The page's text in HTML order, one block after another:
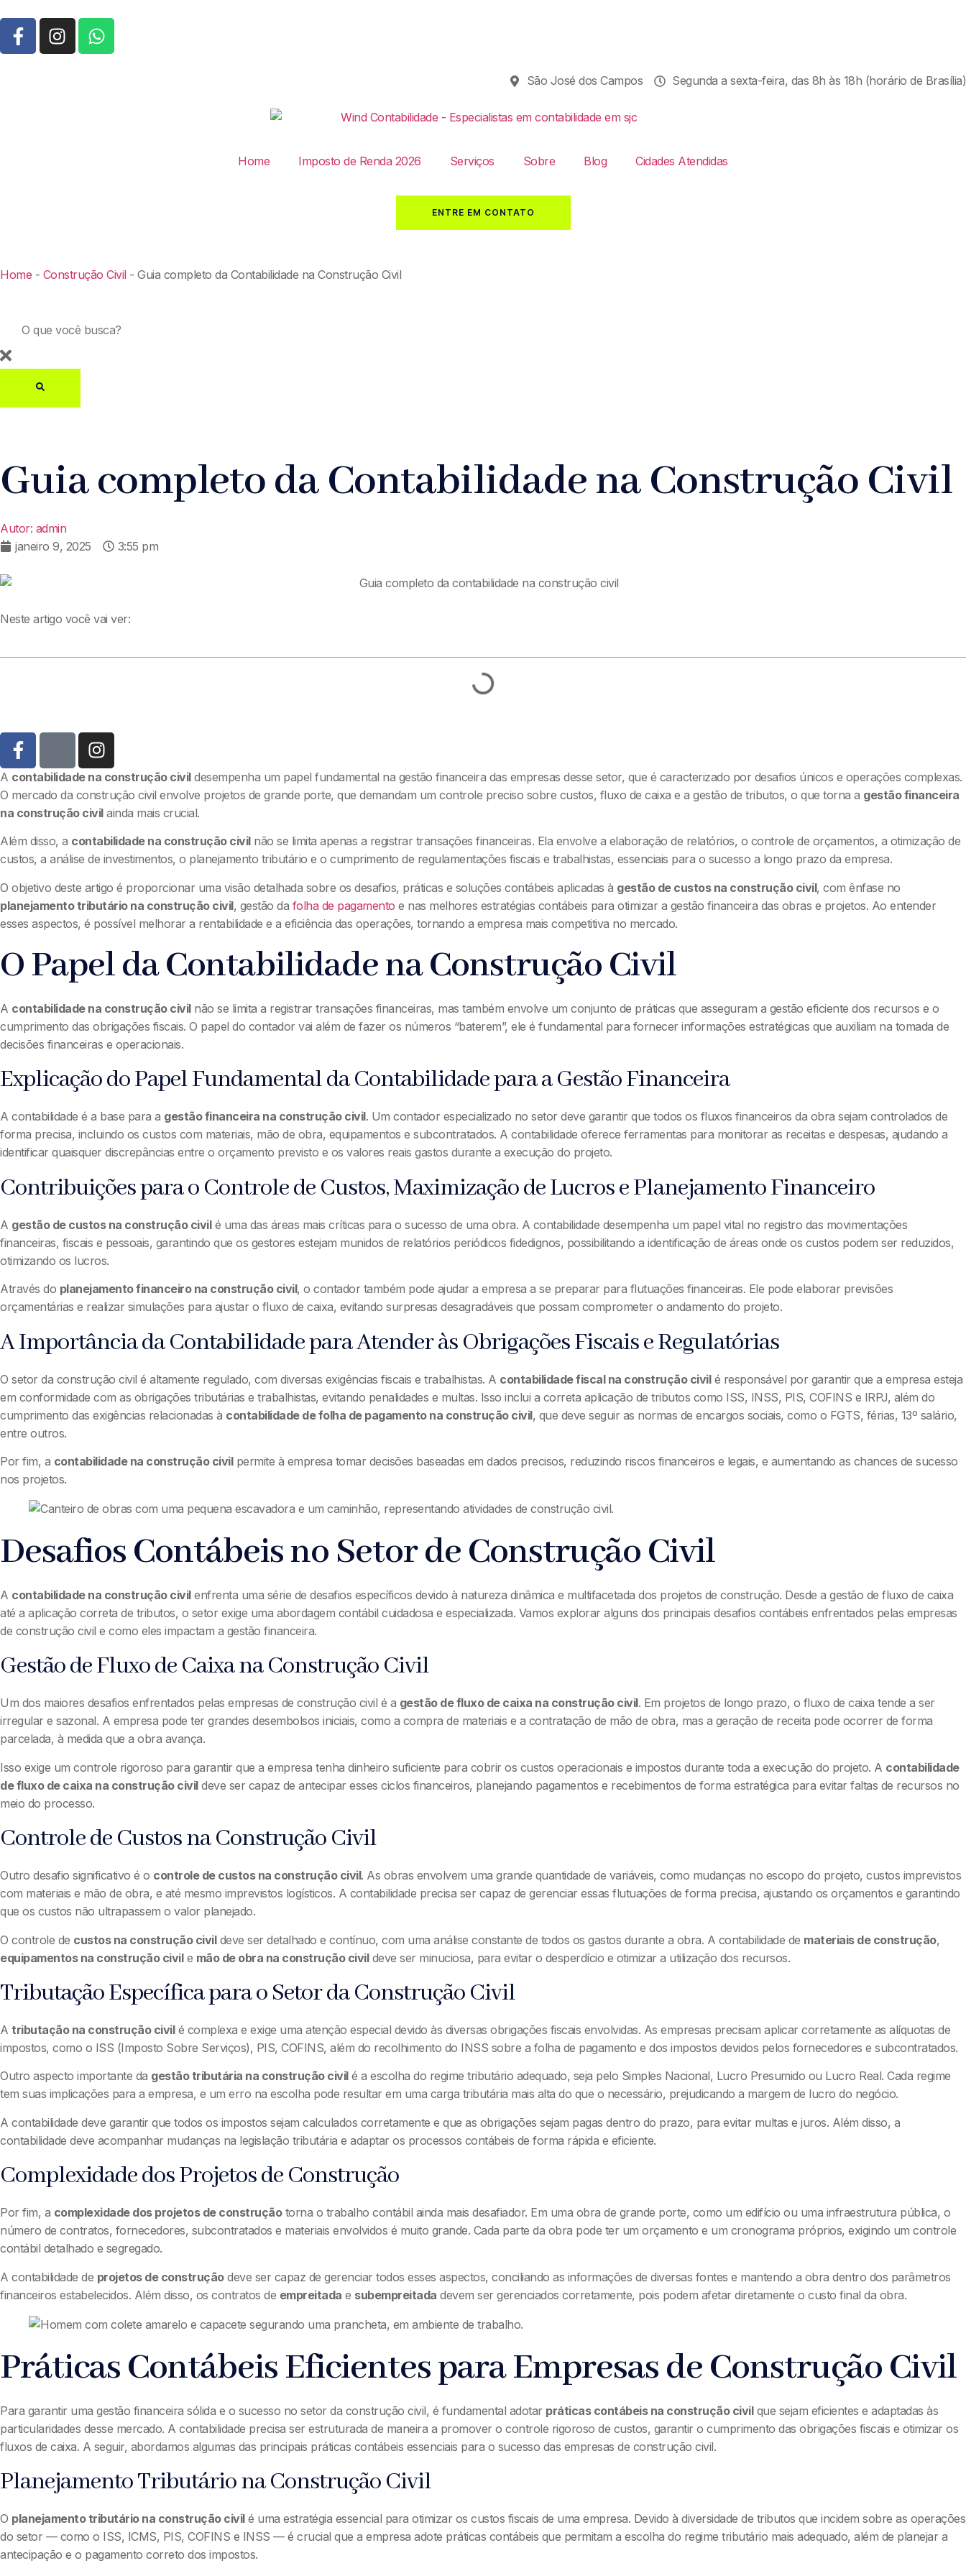
São José dos Campos Segunda a sexta-feira, das 8h às 18h (horário de Brasília)
Home Imposto de Renda 2026 Serviços Sobre Blog Cidades Atendidas
ENTRE EM CONTATO
Home - Construção Civil- Guia completo da Contabilidade na Construção Civil
Guia completo da Contabilidade na Construção Civil
Autor: admin
janeiro 9, 2025
3:55 pm
Neste artigo você vai ver:
A contabilidade na construção civildesempenha um papel fundamental na gestão financeira das empresas desse setor, que é caracterizado por desafios únicos e operações complexas.
O mercado da construção civil envolve projetos de grande porte, que demandam um controle preciso sobre custos, fluxo de caixa e a gestão de tributos, o que torna a gestão financeira
na construção civilainda mais crucial.
Além disso, a contabilidade na construção civilnão se limita apenas a registrar transações financeiras. Ela envolve a elaboração de relatórios, o controle de orçamentos, a otimização de
custos, a análise de investimentos, o planejamento tributário e o cumprimento de regulamentações fiscais e trabalhistas, essenciais para o sucesso a longo prazo da empresa.
O objetivo deste artigo é proporcionar uma visão detalhada sobre os desafios, práticas e soluções contábeis aplicadas à gestão de custos na construção civil, com ênfase no
planejamento tributário na construção civil, gestão da folha de pagamento e nas melhores estratégias contábeis para otimizar a gestão financeira das obras e projetos. Ao entender
esses aspectos, é possível melhorar a rentabilidade e a eficiência das operações, tornando a empresa mais competitiva no mercado.
O Papel da Contabilidade na Construção Civil
A contabilidade na construção civilnão se limita a registrar transações financeiras, mas também envolve um conjunto de práticas que asseguram a gestão eficiente dos recursos e o
cumprimento das obrigações fiscais. O papel do contador vai além de fazer os números “baterem”, ele é fundamental para fornecer informações estratégicas que auxiliam na tomada de
decisões financeiras e operacionais.
Explicação do Papel Fundamental da Contabilidade para a Gestão Financeira
A contabilidade é a base para a gestão financeira na construção civil. Um contador especializado no setor deve garantir que todos os fluxos financeiros da obra sejam controlados de
forma precisa, incluindo os custos com materiais, mão de obra, equipamentos e subcontratados. A contabilidade oferece ferramentas para monitorar as receitas e despesas, ajudando a
identificar quaisquer discrepâncias entre o orçamento previsto e os valores reais gastos durante a execução do projeto.
Contribuições para o Controle de Custos, Maximização de Lucros e Planejamento Financeiro
A gestão de custos na construção civilé uma das áreas mais críticas para o sucesso de uma obra. A contabilidade desempenha um papel vital no registro das movimentações
financeiras, fiscais e pessoais, garantindo que os gestores estejam munidos de relatórios periódicos fidedignos, possibilitando a identificação de áreas onde os custos podem ser reduzidos,
otimizando os lucros.
Através do planejamento financeiro na construção civil, o contador também pode ajudar a empresa a se preparar para flutuações financeiras. Ele pode elaborar previsões
orçamentárias e realizar simulações para ajustar o fluxo de caixa, evitando surpresas desagradáveis que possam comprometer o andamento do projeto.
A Importância da Contabilidade para Atender às Obrigações Fiscais e Regulatórias
O setor da construção civil é altamente regulado, com diversas exigências fiscais e trabalhistas. A contabilidade fiscal na construção civilé responsável por garantir que a empresa esteja
em conformidade com as obrigações tributárias e trabalhistas, evitando penalidades e multas. Isso inclui a correta aplicação de tributos como ISS, INSS, PIS, COFINS e IRPJ, além do
cumprimento das exigências relacionadas à contabilidade de folha de pagamento na construção civil, que deve seguir as normas de encargos sociais, como o FGTS, férias, 13º salário,
entre outros.
Por fim, a contabilidade na construção civilpermite à empresa tomar decisões baseadas em dados precisos, reduzindo riscos financeiros e legais, e aumentando as chances de sucesso
nos projetos.
Desafios Contábeis no Setor de Construção Civil
A contabilidade na construção civilenfrenta uma série de desafios específicos devido à natureza dinâmica e multifacetada dos projetos de construção. Desde a gestão de fluxo de caixa
até a aplicação correta de tributos, o setor exige uma abordagem contábil cuidadosa e especializada. Vamos explorar alguns dos principais desafios contábeis enfrentados pelas empresas
de construção civil e como eles impactam a gestão financeira.
Gestão de Fluxo de Caixa na Construção Civil
Um dos maiores desafios enfrentados pelas empresas de construção civil é a gestão de fluxo de caixa na construção civil. Em projetos de longo prazo, o fluxo de caixa tende a ser
irregular e sazonal. A empresa pode ter grandes desembolsos iniciais, como a compra de materiais e a contratação de mão de obra, mas a geração de receita pode ocorrer de forma
parcelada, à medida que a obra avança.
Isso exige um controle rigoroso para garantir que a empresa tenha dinheiro suficiente para cobrir os custos operacionais e impostos durante toda a execução do projeto. A contabilidade
de fluxo de caixa na construção civildeve ser capaz de antecipar esses ciclos financeiros, planejando pagamentos e recebimentos de forma estratégica para evitar faltas de recursos no
meio do processo.
Controle de Custos na Construção Civil
Outro desafio significativo é o controle de custos na construção civil. As obras envolvem uma grande quantidade de variáveis, como mudanças no escopo do projeto, custos imprevistos
com materiais e mão de obra, e até mesmo imprevistos logísticos. A contabilidade precisa ser capaz de gerenciar essas flutuações de forma precisa, ajustando os orçamentos e garantindo
que os custos não ultrapassem o valor planejado.
O controle de custos na construção civildeve ser detalhado e contínuo, com uma análise constante de todos os gastos durante a obra. A contabilidade de materiais de construção,
equipamentos na construção civile mão de obra na construção civildeve ser minuciosa, para evitar o desperdício e otimizar a utilização dos recursos.
Tributação Específica para o Setor da Construção Civil
A tributação na construção civilé complexa e exige uma atenção especial devido às diversas obrigações fiscais envolvidas. As empresas precisam aplicar corretamente as alíquotas de
impostos, como o ISS (Imposto Sobre Serviços), PIS, COFINS, além do recolhimento do INSS sobre a folha de pagamento e dos impostos devidos pelos fornecedores e subcontratados.
Outro aspecto importante da gestão tributária na construção civilé a escolha do regime tributário adequado, seja pelo Simples Nacional, Lucro Presumido ou Lucro Real. Cada regime
tem suas implicações para a empresa, e um erro na escolha pode resultar em uma carga tributária mais alta do que o necessário, prejudicando a margem de lucro do negócio.
A contabilidade deve garantir que todos os impostos sejam calculados corretamente e que as obrigações sejam pagas dentro do prazo, para evitar multas e juros. Além disso, a
contabilidade deve acompanhar mudanças na legislação tributária e adaptar os processos contábeis de forma rápida e eficiente.
Complexidade dos Projetos de Construção
Por fim, a complexidade dos projetos de construçãotorna o trabalho contábil ainda mais desafiador. Em uma obra de grande porte, como um edifício ou uma infraestrutura pública, o
número de contratos, fornecedores, subcontratados e materiais envolvidos é muito grande. Cada parte da obra pode ter um orçamento e um cronograma próprios, exigindo um controle
contábil detalhado e segregado.
A contabilidade de projetos de construçãodeve ser capaz de gerenciar todos esses aspectos, conciliando as informações de diversas fontes e mantendo a obra dentro dos parâmetros
financeiros estabelecidos. Além disso, os contratos de empreitada e subempreitada devem ser gerenciados corretamente, pois podem afetar diretamente o custo final da obra.
Práticas Contábeis Eficientes para Empresas de Construção Civil
Para garantir uma gestão financeira sólida e o sucesso no setor da construção civil, é fundamental adotar práticas contábeis na construção civilque sejam eficientes e adaptadas às
particularidades desse mercado. A contabilidade precisa ser estruturada de maneira a promover o controle rigoroso de custos, garantir o cumprimento das obrigações fiscais e otimizar os
fluxos de caixa. A seguir, abordamos algumas das principais práticas contábeis essenciais para o sucesso das empresas de construção civil.
Planejamento Tributário na Construção Civil
O planejamento tributário na construção civilé uma estratégia essencial para otimizar os custos fiscais de uma empresa. Devido à diversidade de tributos que incidem sobre as operações
do setor — como o ISS, ICMS, PIS, COFINS e INSS — é crucial que a empresa adote práticas contábeis que permitam a escolha do regime tributário mais adequado, além de planejar a
antecipação e o pagamento correto dos impostos.